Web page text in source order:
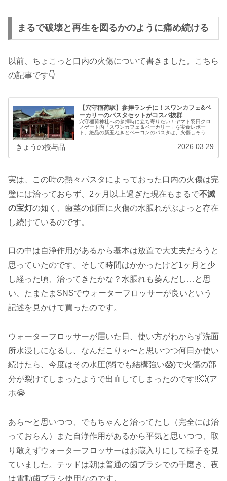
まるで破壊と再生を図るかのように痛め続ける
以前、ちょこっと口内の火傷について書きました。こちら
の記事です👇
【穴守稲荷駅】参拝ランチに！スワンカフェ&ベ
ーカリーのパスタセットがコスパ抜群
穴守稲荷神社への参拝時に立ち寄りたい！ヤマト羽田クロ
ノゲート内「スワンカフェ＆ベーカリー」を実食レポー
ト。絶品の新玉ねぎとベーコンのパスタは、火傷しそうな
ラダと共に楽しめる、テッド一押しの定番ランチをご紹介
きょうの授与品 2026.03.29
実は、この時の熱々パスタによっておった口内の火傷は完
璧には治っておらず、2ヶ月以上過ぎた現在もまるで不滅
の宝灯の如く、歯茎の側面に火傷の水脹れがぶよっと存在
し続けているのです。
口の中は自浄作用があるから基本は放置で大丈夫だろうと
思っていたのです。そして時間はかかったけど1ヶ月と少
し経った頃、治ってきたかな？水脹れも萎んだし…と思
い、たまたまSNSでウォーターフロッサーが良いという
記述を見かけて買ったのです。
ウォーターフロッサーが届いた日、使い方がわからず洗面
所水浸しになるし、なんだこりゃ〜と思いつつ何日か使い
続けたら、今度はその水圧(弱でも結構強い😱)で火傷の部
分が裂けてしまったようで出血してしまったのです‼️💥(ア
ホ😭
あら〜と思いつつ、でもちゃんと治ってたし（完全には治
っておらん）また自浄作用があるから平気と思いつつ、取
り敢えずウォーターフロッサーはお蔵入りにして様子を見
ていました。テッドは朝は普通の歯ブラシでの手磨き、夜
は電動歯ブラシ使用なのです。